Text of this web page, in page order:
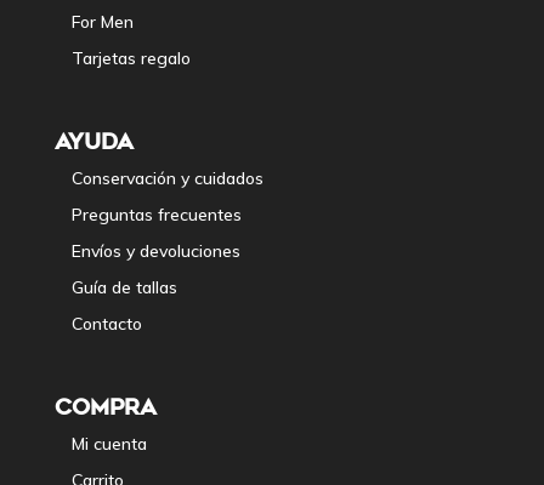
For Men
Tarjetas regalo
AYUDA
Conservación y cuidados
Preguntas frecuentes
Envíos y devoluciones
Guía de tallas
Contacto
COMPRA
Mi cuenta